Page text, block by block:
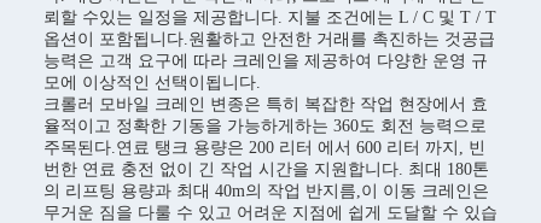
뢰할 수있는 일정을 제공합니다. 지불 조건에는 L / C 및 T / T
옵션이 포함됩니다.원활하고 안전한 거래를 촉진하는 것공급
능력은 고객 요구에 따라 크레인을 제공하여 다양한 운영 규
모에 이상적인 선택이됩니다.
크롤러 모바일 크레인 변종은 특히 복잡한 작업 현장에서 효
율적이고 정확한 기동을 가능하게하는 360도 회전 능력으로
주목된다.연료 탱크 용량은 200 리터 에서 600 리터 까지, 빈
번한 연료 충전 없이 긴 작업 시간을 지원합니다. 최대 180톤
의 리프팅 용량과 최대 40m의 작업 반지름,이 이동 크레인은
무거운 짐을 다룰 수 있고 어려운 지점에 쉽게 도달할 수 있습